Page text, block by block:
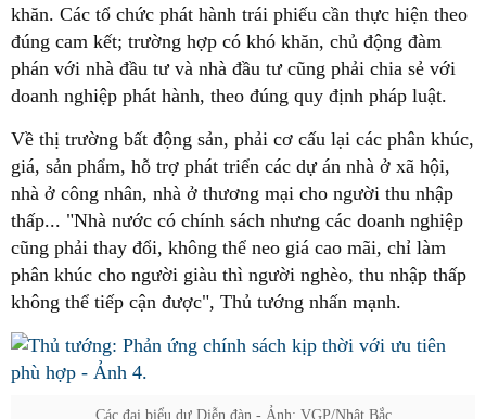
khăn. Các tổ chức phát hành trái phiếu cần thực hiện theo
đúng cam kết; trường hợp có khó khăn, chủ động đàm
phán với nhà đầu tư và nhà đầu tư cũng phải chia sẻ với
doanh nghiệp phát hành, theo đúng quy định pháp luật.
Về thị trường bất động sản, phải cơ cấu lại các phân khúc,
giá, sản phẩm, hỗ trợ phát triển các dự án nhà ở xã hội,
nhà ở công nhân, nhà ở thương mại cho người thu nhập
thấp... "Nhà nước có chính sách nhưng các doanh nghiệp
cũng phải thay đổi, không thể neo giá cao mãi, chỉ làm
phân khúc cho người giàu thì người nghèo, thu nhập thấp
không thể tiếp cận được", Thủ tướng nhấn mạnh.
Các đại biểu dự Diễn đàn - Ảnh: VGP/Nhật Bắc